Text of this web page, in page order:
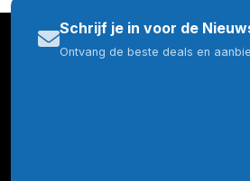
Schrijf je in voor de
Ontvang de beste deals en